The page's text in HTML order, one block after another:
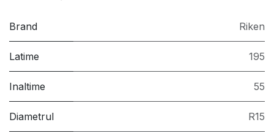
Brand Riken
Latime 195
Inaltime 55
Diametrul R15